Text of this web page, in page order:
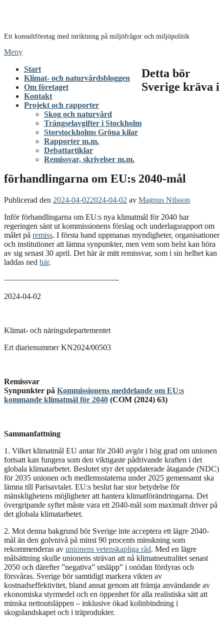
Ett konsultföretag med inriktning på miljöfrågor och miljöpolitik
Meny
Start
Klimat- och naturvårdsbloggen
Om företaget
Kontakt
Projekt och rapporter
Skog och naturvård
Trängselavgifter i Stockholm
Storstockholms Gröna kilar
Rapporter m.m.
Debattartiklar
Remissvar, skrivelser m.m.
Detta bör
Sverige kräva i
förhandlingarna om EU:s 2040-mål
Publicerad den 2024-04-022024-04-02 av Magnus Nilsson
Inför förhandlingarna om EU:s nya klimatmål för 2040 har
regeringen sänt ut kommissionens förslag och underlagsrapport om
målet på remiss. I första hand uppmanas myndigheter, organisationer
och institutioner att lämna synpunkter, men vem som helst kan höra
av sig senast 30 april. Det här är mitt remissvar, som i sin helhet kan
laddas ned här.
——————————————-
2024-04-02
Klimat- och näringsdepartementet
Ert diarienummer KN2024/00503
Remissvar
Synpunkter på Kommissionens meddelande om EU:s
kommande klimatmål för 2040 (COM (2024) 63)
Sammanfattning
1. Vilket klimatmål EU antar för 2040 avgör i hög grad om unionen
fortsatt kan fungera som den viktigaste pådrivande kraften i det
globala klimatarbetet. Beslutet styr det uppdaterade åtagande (NDC)
för 2035 unionen och medlemsstaterna under 2025 gemensamt ska
lämna till Parisavtalet. EU:s beslut har stor betydelse för
mänsklighetens möjligheter att hantera klimatförändringarna. Det
övergripande syftet måste vara ett 2040-mål som maximalt driver på
det globala klimatarbetet.
2. Mot denna bakgrund bör Sverige inte acceptera ett lägre 2040-
mål än den golvnivå på minst 90 procents minskning som
rekommenderas av unionens vetenskapliga råd. Med en lägre
målsättning skulle unionens strävan att nå klimatneutralitet senast
2050 och därefter ”negativa” utsläpp” i onödan fördyras och
försvåras. Sverige bör samtidigt markera vikten av
kostnadseffektivitet, bland annat genom att främja användande av
ekonomiska styrmedel och en öppenhet för alla realistiska sätt att
minska nettoutsläppen – inklusive ökad kolinbindning i
skogslandskapet och i träprodukter.